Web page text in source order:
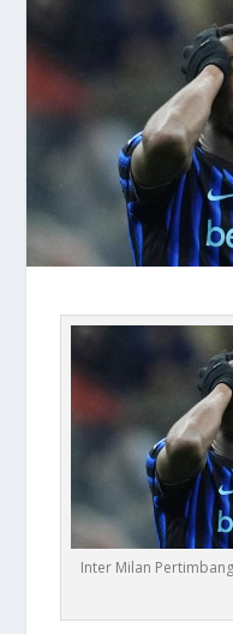
Inter Milan